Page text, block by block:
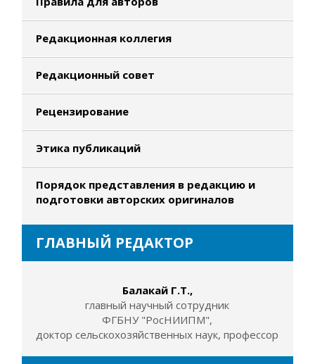
Редакционная коллегия
Редакционный совет
Рецензирование
Этика публикаций
Порядок представления в редакцию и
подготовки авторских оригиналов
ГЛАВНЫЙ РЕДАКТОР
Балакай Г.Т.,
главный научный сотрудник
ФГБНУ "РосНИИПМ",
доктор сельскохозяйственных наук, профессор